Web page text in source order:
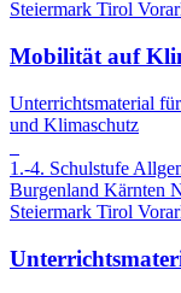
Steiermark Tirol
Mobilität auf
Unterrichtsmaterial
und Klimaschutz
1.-4. Schulstufe
Burgenland Kärnten
Steiermark Tirol